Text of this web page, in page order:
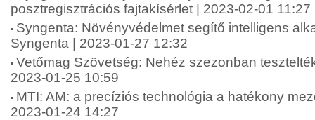
posztregisztrációs fajtakísérlet | 2023-02-01 11:27
Syngenta: Növényvédelmet segítő intelligens
Syngenta | 2023-01-27 12:32
Vetőmag Szövetség: Nehéz szezonban
2023-01-25 10:59
MTI: AM: a precíziós technológia a hatékony
2023-01-24 14:27